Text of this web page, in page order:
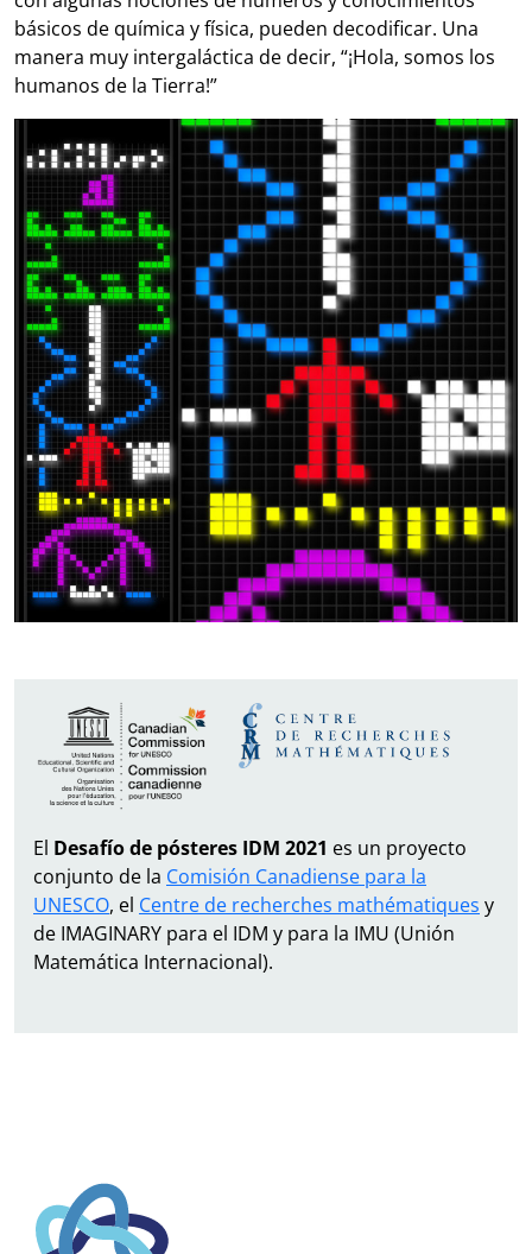
básicos de química y física, pueden decodificar. Una
manera muy intergaláctica de decir, “¡Hola, somos los
humanos de la Tierra!”
El Desafío de pósteres IDM 2021 es un proyecto
conjunto de la Comisión Canadiense para la
UNESCO, el Centre de recherches mathématiques y
de IMAGINARY para el IDM y para la IMU (Unión
Matemática Internacional).